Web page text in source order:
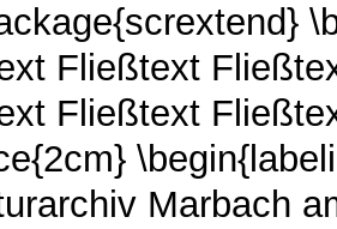
Fließtext
Fließtext
Marbach